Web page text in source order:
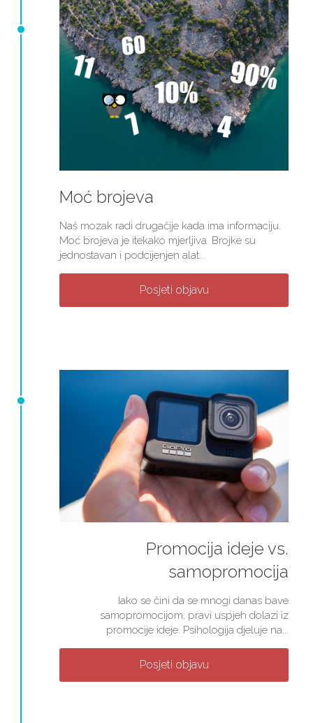
Moć brojeva
Naš mozak radi drugačije kada ima informaciju.
Moć brojeva je itekako mjerljiva. Brojke su
jednostavan i podcijenjen alat...
Posjeti objavu
Promocija ideje vs.
samopromocija
Iako se čini da se mnogi danas bave
samopromocijom, pravi uspjeh dolazi iz
promocije ideje. Psihologija djeluje na...
Posjeti objavu